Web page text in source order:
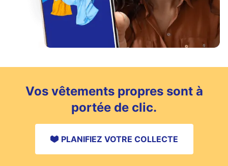
Vos vêtements propres sont à
portée de clic.
PLANIFIEZ VOTRE COLLECTE